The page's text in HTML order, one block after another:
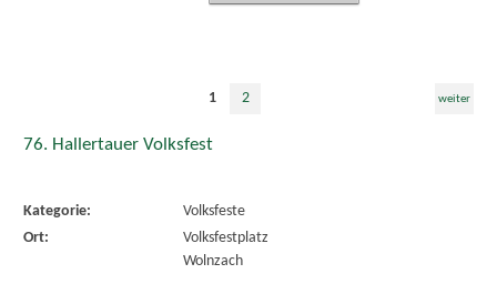
1 2 weiter
76. Hallertauer Volksfest
Kategorie:
Volksfeste
Ort:
Volksfestplatz
Wolnzach